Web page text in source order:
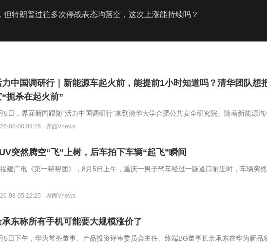
特朗普过往多次停战表态均落空，这次上涨能持续吗？
力中国调研行｜新能源车起火前，能提前1小时知道吗？清华团队想
“扼杀在起火前”
5日，界面新闻跟随“活力中国调研行”来到清华大学合肥公共安全研究院。随着新能源
锂电池热失控、起火爆炸成为公众关注的话题。研究团队围绕锂电池安全，构建了从
08-06 09:28 界面Vnews
突然腾空“飞”上树，后车拍下车辆“起飞”瞬间
建广电《第一帮帮团》，8月5日上午，重庆一男子驾车经过一隧道口附近时，车辆突然
30左右。
08-05 22:25 界面Vnews
承东称所有手机可能要大规模涨价了
5日下午，华为常务董事、产品投资评审委员会主任、终端BG董事长余承东在华为新品